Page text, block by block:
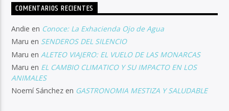
COMENTARIOS RECIENTES
Andie en Conoce: La Exhacienda Ojo de Agua
Maru en SENDEROS DEL SILENCIO
Maru en ALETEO VIAJERO: EL VUELO DE LAS MONARCAS
Maru en EL CAMBIO CLIMATICO Y SU IMPACTO EN LOS
ANIMALES
Noemí Sánchez en GASTRONOMIA MESTIZA Y SALUDABLE